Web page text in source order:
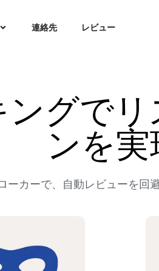
連絡先 レビュー
グで
ンを実
カーで、自動レビューを回